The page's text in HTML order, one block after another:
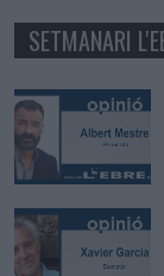
SETMANARI